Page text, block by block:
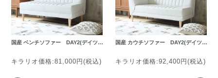
国産 ベンチソファー DAY2(デイツ…
キラリオ価格:81,000円(税込)
国産 カウチソファー DAY2(デイツ…
キラリオ価格:92,400円(税込)